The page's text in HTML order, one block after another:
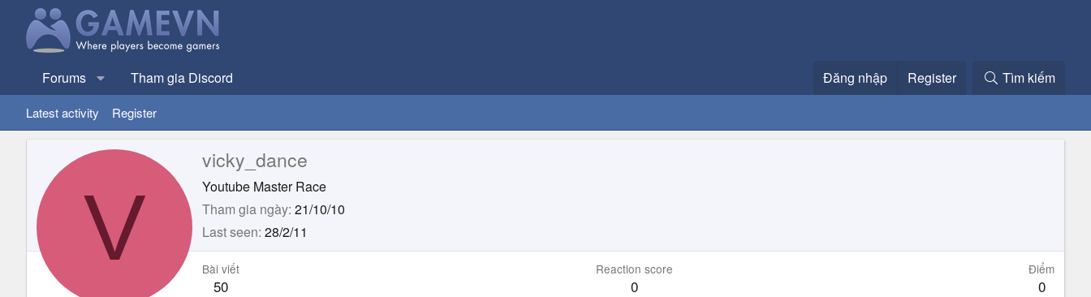
Forums Tham gia Discord Đăng nhập Register Tìm kiếm
Latest activity Register
V
vicky_dance
Youtube Master Race
Tham gia ngày 21/10/10
Last seen 28/2/11
Bài viết
50
Reaction score
0
Điểm
0